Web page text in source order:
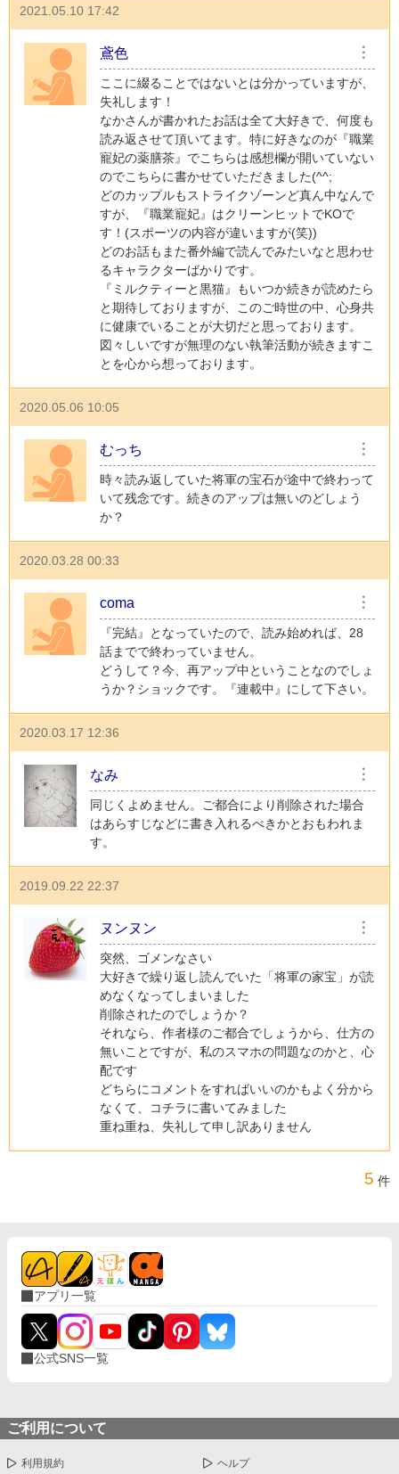
2021.05.10 17:42
鳶色 ︙
ここに綴ることではないとは分かっていますが、
失礼します！
なかさんが書かれたお話は全て大好きで、何度も
読み返させて頂いてます。特に好きなのが『職業
寵妃の薬膳茶』でこちらは感想欄が開いていない
のでこちらに書かせていただきました(^^;
どのカップルもストライクゾーンど真ん中なんで
すが、『職業寵妃』はクリーンヒットでKOで
す！(スポーツの内容が違いますが(笑))
どのお話もまた番外編で読んでみたいなと思わせ
るキャラクターばかりです。
『ミルクティーと黒猫』もいつか続きが読めたら
と期待しておりますが、このご時世の中、心身共
に健康でいることが大切だと思っております。
図々しいですが無理のない執筆活動が続きますこ
とを心から想っております。
2020.05.06 10:05
むっち ︙
時々読み返していた将軍の宝石が途中で終わって
いて残念です。続きのアップは無いのどしょう
か？
2020.03.28 00:33
coma ︙
『完結』となっていたので、読み始めれば、28
話までで終わっていません。
どうして？今、再アップ中ということなのでしょ
うか？ショックです。『連載中』にして下さい。
2020.03.17 12:36
なみ ︙
同じくよめません。ご都合により削除された場合
はあらすじなどに書き入れるべきかとおもわれま
す。
2019.09.22 22:37
ヌンヌン ︙
突然、ゴメンなさい
大好きで繰り返し読んでいた「将軍の家宝」が読
めなくなってしまいました
削除されたのでしょうか？
それなら、作者様のご都合でしょうから、仕方の
無いことですが、私のスマホの問題なのかと、心
配です
どちらにコメントをすればいいのかもよく分から
なくて、コチラに書いてみました
重ね重ね、失礼して申し訳ありません
5 件
アプリ一覧
公式SNS一覧
ご利用について
利用規約 ヘルプ